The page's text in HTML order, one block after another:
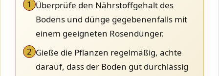
1 Überprüfe den Nährstoffgehalt des
Bodens und dünge gegebenenfalls mit
einem geeigneten Rosendünger.
2 Gieße die Pflanzen regelmäßig, achte
darauf, dass der Boden gut durchlässig